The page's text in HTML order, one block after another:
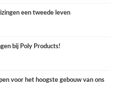
een tweede leven
bij Poly Products!
voor het hoogste gebouw van ons